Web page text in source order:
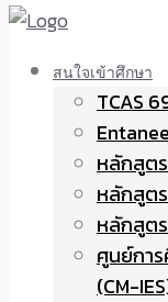
สนใจเข้าศึกษา
TCAS
หลักสูต
หลักสูต
หลักสูต
ศูนย์กา
(CM-